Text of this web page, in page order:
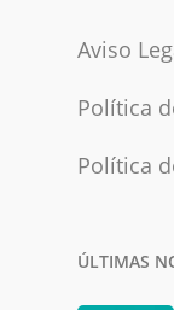
Aviso
Política
Política
ÚLTIMAS